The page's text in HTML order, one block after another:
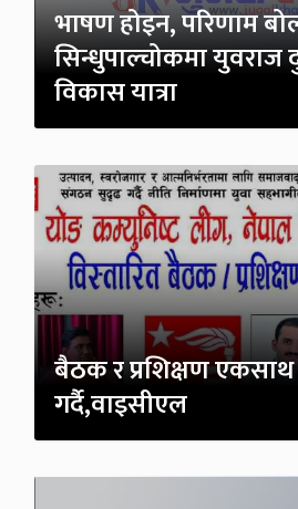
भाषण होइन, परिणाम
सिन्धुपाल्चोकमा
विकास यात्रा
बैठक र प्रशिक्षण एकसाथ
गर्दै,वाइसीएल